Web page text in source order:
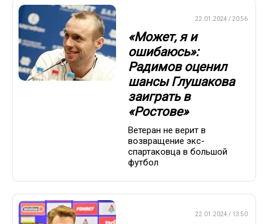
22.01.2024 / 20:56
«Может, я и
ошибаюсь»:
Радимов оценил
шансы Глушакова
заиграть в
«Ростове»
Ветеран не верит в
возвращение экс-
спартаковца в большой
футбол
22.01.2024 / 13:50